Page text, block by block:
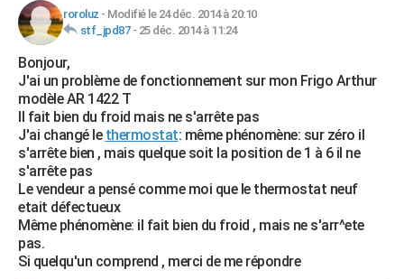
Retraite
Impôts
Epargne
Immobilier
Risques naturels par ville
Banque
Assurance
Crédit
AUTO
Essais
Réserver un essai
Citadines
Berlines
SUV
Forum auto
HIGH-TECH
Mobiles
Meilleur smartphone
Internet
Ordinateurs
Jeux vidéo
Guide high-tech
+BRICOLAGE
Forum
Aménagement intérieur
Extérieur
Cuisine
Salle de bains
Jardinage
Rangement
WEEK-END
Guides de France
Escapades
Patrimoine
Expositions
Musées
Week-end nature
+LIFESTYLE
Art de vivre
Bien-être
Loisirs
Mode
Modes de vie
SANTE
Alimentation
Guide de la santé
Maladies
Médicaments
Sommeil
VOYAGE
Destinations
City break
Voyage nature
Voyage de noces
Forum
Climat
+PHOTO
roroluz - Modifié le 24 déc. 2014 à 20:10
stf_jpd87- 25 déc. 2014 à 11:24
Bonjour,
J'ai un problème de fonctionnement sur mon Frigo Arthur
modèle AR 1422 T
Il fait bien du froid mais ne s'arrête pas
J'ai changé le thermostat: même phénomène: sur zéro il
s'arrête bien , mais quelque soit la position de 1 à 6 il ne
s'arrête pas
Le vendeur a pensé comme moi que le thermostat neuf
etait défectueux
Même phénomène: il fait bien du froid , mais ne s'arr^ete
pas.
Si quelqu'un comprend , merci de me répondre